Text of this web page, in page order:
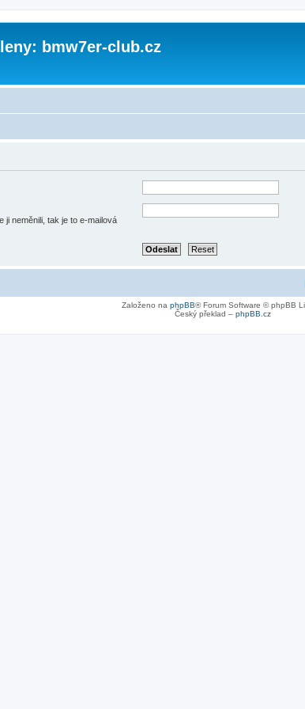
bmw7er-club.cz
neměnili, tak je to e-mailová
Založeno na phpBB® Forum Software © phpBB
Český překlad – phpBB.cz